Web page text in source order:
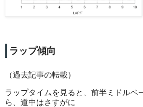
ラップ傾向
（過去記事の転載）
ラップタイムを見ると、前半ミドルペ
ら、道中はさすがに